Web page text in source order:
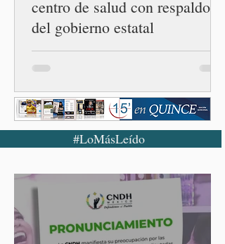
centro de salud con respaldo
del gobierno estatal
#LoMásLeído